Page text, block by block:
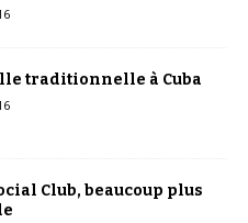
traditionnelle à Cuba
Club, beaucoup plus